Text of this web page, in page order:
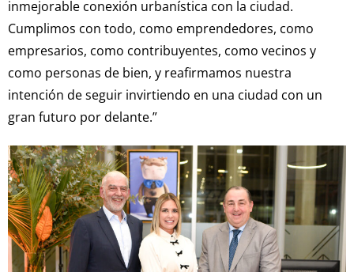
inmejorable conexión urbanística con la ciudad.
Cumplimos con todo, como emprendedores, como
empresarios, como contribuyentes, como vecinos y
como personas de bien, y reafirmamos nuestra
intención de seguir invirtiendo en una ciudad con un
gran futuro por delante.”